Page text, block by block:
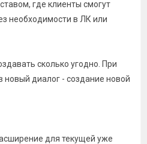
где клиенты смогут
необходимости в ЛК или
сколько угодно. При
диалог - создание новой
для текущей уже